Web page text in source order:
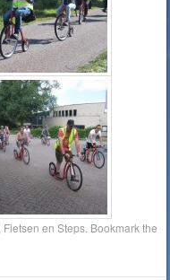
Fietsen en Steps . Bookmark the